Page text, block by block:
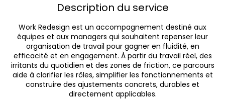
Description du service
Work Redesign est un accompagnement destiné aux
équipes et aux managers qui souhaitent repenser leur
organisation de travail pour gagner en fluidité, en
efficacité et en engagement. À partir du travail réel, des
irritants du quotidien et des zones de friction, ce parcours
aide à clarifier les rôles, simplifier les fonctionnements et
construire des ajustements concrets, durables et
directement applicables.